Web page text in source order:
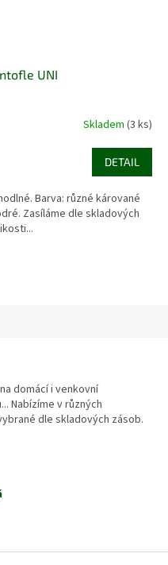
UNI
Skladem (3 ks)
DETAIL
Barva: různé kárované
Zasíláme dle skladových
domácí i venkovní
Nabízíme v různých
dle skladových zásob.